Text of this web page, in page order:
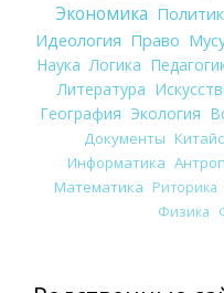
Экономика
Идеология Право
Наука Логика
Литература
География Экология
Документы
Информатика
Математика Риторика
Физика